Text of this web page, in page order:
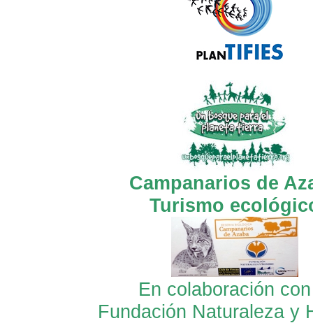
Campanarios de
Turismo
En colaboración
Fundación Naturaleza y